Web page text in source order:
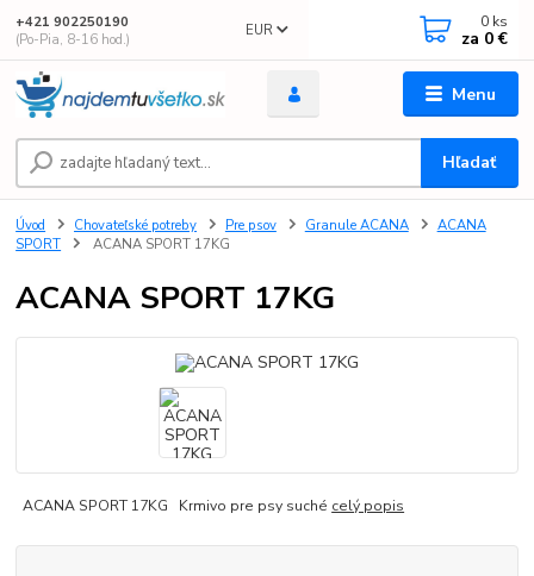
Menu
EUR
Hľadať
+421 902250190
(Po-Pia, 8-16 hod.)
0 ks
za 0 €
Úvod Chovateľské potreby Pre psov Granule ACANA
ACANA
SPORT
ACANA SPORT 17KG
ACANA SPORT 17KG
ACANA SPORT 17KG Krmivo pre psy suché celý popis